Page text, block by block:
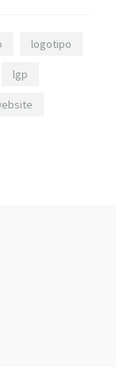
logotipo
lgp